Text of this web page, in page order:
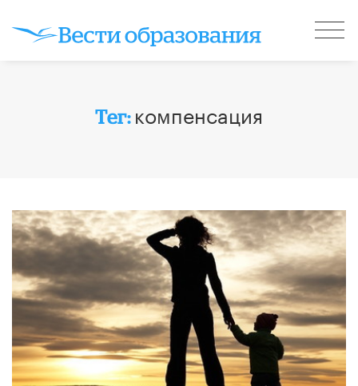
Тег: компенсация